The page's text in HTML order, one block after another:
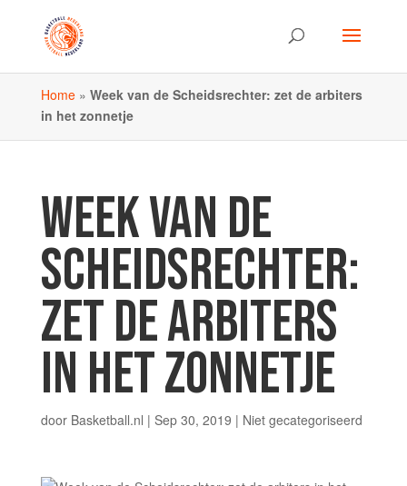
Home» Week van de Scheidsrechter: zet de arbiters
in het zonnetje
WEEK VAN DE
SCHEIDSRECHTER:
ZET DE ARBITERS
IN HET ZONNETJE
door Basketball.nl | Sep 30, 2019 | Niet gecategoriseerd